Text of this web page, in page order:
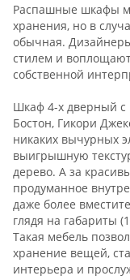
Распашные шкафы
хранения, но в
обычная.
стилем и
собственной
Шкаф 4-х дверный
Бостон, Гикори
никаких вычурных
выигрышную
дерево. А за
продуманное
даже более
глядя на габариты
Такая мебель
хранение вещей,
интерьера и